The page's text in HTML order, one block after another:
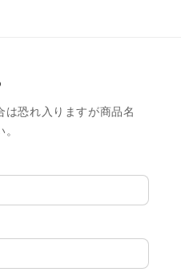
恐れ入りますが商品名